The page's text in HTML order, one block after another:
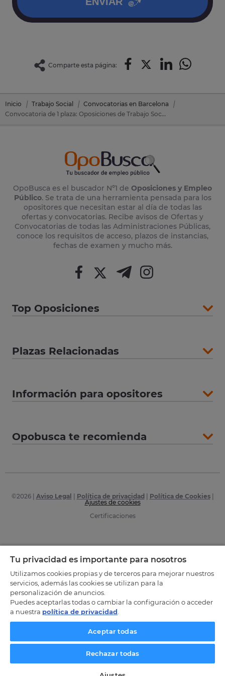
Comparte esta página:
Inicio Trabajo Social
Convocatorias en Barcelona
Convocatoria de 1 plaza: Oposiciones de Trabajo Social en Palau-Solita I Plegamans (Barcelona)
OpoBusca es el buscador Nº1 de Oposiciones y Empleo
Público. Se trata de una herramienta pensada para los
opositores que necesitan estar al día de todas las
ofertas y convocatorias. Recibe avisos de Ofertas y
Convocatorias de todas las Administraciones Públicas,
conoce los requisitos de acceso, plazos de instancias,
fechas de examen y mucho más.
Top Oposiciones
Plazas Relacionadas
Información para opositores
Opobusca te recomienda
©2026| Aviso Legal Política de privacidad Política de Cookies|
Ajustes de cookies
Certificaciones
Tu privacidad es importante para nosotros
Utilizamos cookies propias y de terceros para mejorar nuestros
servicios, además las cookies se utilizan para la
personalización de anuncios.
Puedes aceptarlas todas o cambiar la configuración o acceder
a nuestra política de privacidad
Aceptar todas
Rechazar todas